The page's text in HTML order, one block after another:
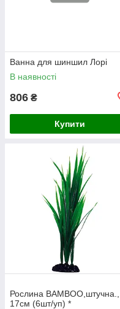
Ванна для шиншил Лорі
В наявності
806 ₴
Купити
Рослина BAMBOO,штучна.,
17см (6шт/уп) *